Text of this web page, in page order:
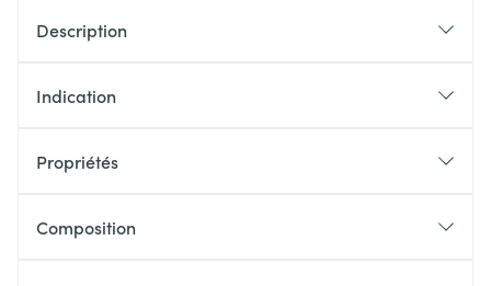
Description
Indication
Propriétés
Composition